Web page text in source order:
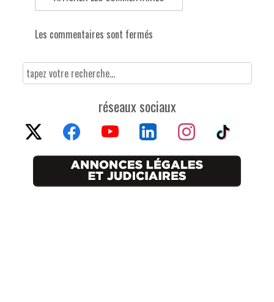
Les commentaires sont fermés
réseaux sociaux